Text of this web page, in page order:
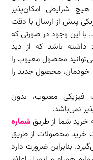
شرایطی امکان‌پذیر
پیش از ارسال با دقت
با این وجود در صورتی که
باشد که از دید
محصول معیوب را
خودمان،‌ محصول جدید را
فیزیکی معیوب، بدون
نمی‌باشد.
خرید شما از طریق شماره
خرید محصولات از طریق
بنابراین ضرورت دارد